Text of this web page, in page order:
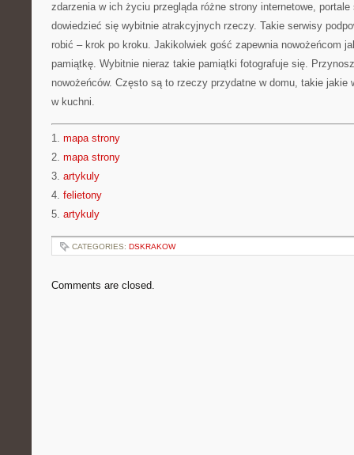
zdarzenia w ich życiu przegląda różne strony internetowe,
dowiedzieć się wybitnie atrakcyjnych rzeczy. Takie serwisy
robić – krok po kroku. Jakikolwiek gość zapewnia nowożeńcom
pamiątkę. Wybitnie nieraz takie pamiątki fotografuje się.
nowożeńców. Często są to rzeczy przydatne w domu, takie jakie
w kuchni.
1. mapa strony
2. mapa strony
3. artykuly
4. felietony
5. artykuly
CATEGORIES: DSKRAKOW
Comments are closed.